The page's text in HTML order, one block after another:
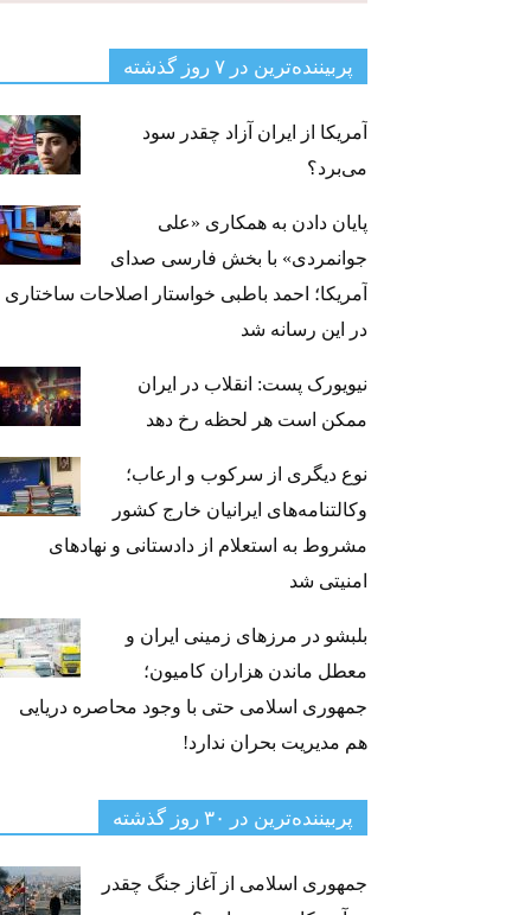
نمایش «زندگی خیلی کوتاه
پربیننده‌ترین‌ در ۷ روز گذشته
آمریکا از ایران آزاد چقدر سود
می‌برد؟
پایان دادن به همکاری «علی
جوانمردی» با بخش فارسی صدای
آمریکا؛ احمد باطبی خواستار اصلاحات ساختاری
در این رسانه شد
نیویورک پست: انقلاب در ایران
ممکن است هر لحظه رخ دهد
نوع دیگری از سرکوب و ارعاب؛
وکالتنامه‌های ایرانیان خارج کشور
مشروط به استعلام از دادستانی و نهادهای
امنیتی شد
بلبشو در مرزهای زمینی ایران و
معطل ماندن هزاران کامیون؛
جمهوری اسلامی حتی با وجود محاصره دریایی
هم مدیریت بحران ندارد!
پربیننده‌ترین‌ در ۳۰ روز گذشته
جمهوری اسلامی از آغاز جنگ چقدر